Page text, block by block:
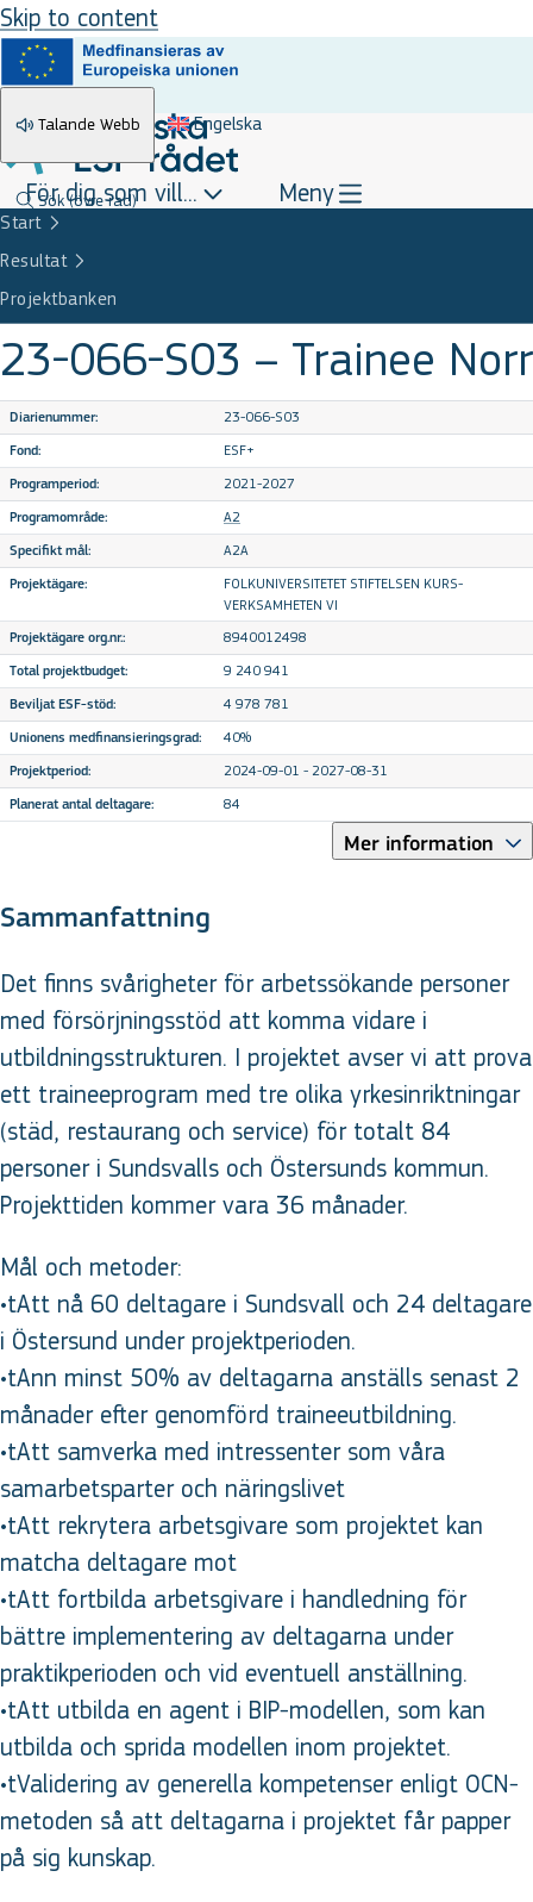
Skip to content
Talande Webb Engelska
Sök(övre rad)
För dig som vill... Meny
Start
Resultat
Projektbanken
23-066-S03 – Trainee Norr
Diarienummer: 23-066-S03
Fond: ESF+
Programperiod: 2021-2027
Programområde: A2
Specifikt mål: A2A
Projektägare:
FOLKUNIVERSITETET STIFTELSEN KURS-
VERKSAMHETEN VI
Projektägare org.nr.: 8940012498
Total projektbudget: 9 240 941
Beviljat ESF-stöd: 4 978 781
Unionens medfinansieringsgrad: 40%
Projektperiod: 2024-09-01 - 2027-08-31
Planerat antal deltagare: 84
Mer information
Sammanfattning
Det finns svårigheter för arbetssökande personer
med försörjningsstöd att komma vidare i
utbildningsstrukturen. I projektet avser vi att prova
ett traineeprogram med tre olika yrkesinriktningar
(städ, restaurang och service) för totalt 84
personer i Sundsvalls och Östersunds kommun.
Projekttiden kommer vara 36 månader.
Mål och metoder:
•tAtt nå 60 deltagare i Sundsvall och 24 deltagare
i Östersund under projektperioden.
•tAnn minst 50% av deltagarna anställs senast 2
månader efter genomförd traineeutbildning.
•tAtt samverka med intressenter som våra
samarbetsparter och näringslivet
•tAtt rekrytera arbetsgivare som projektet kan
matcha deltagare mot
•tAtt fortbilda arbetsgivare i handledning för
bättre implementering av deltagarna under
praktikperioden och vid eventuell anställning.
•tAtt utbilda en agent i BIP-modellen, som kan
utbilda och sprida modellen inom projektet.
•tValidering av generella kompetenser enligt OCN-
metoden så att deltagarna i projektet får papper
på sig kunskap.